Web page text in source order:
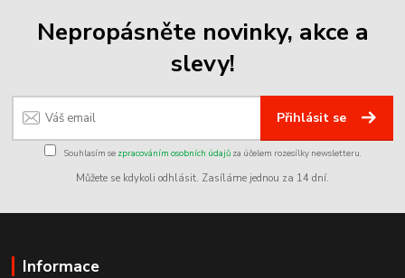
Nepropásněte novinky, akce a
slevy!
Přihlásit se
Souhlasím se zpracováním osobních údajůza účelem rozesílky newsletteru.
Můžete se kdykoli odhlásit. Zasíláme jednou za 14 dní.
Informace